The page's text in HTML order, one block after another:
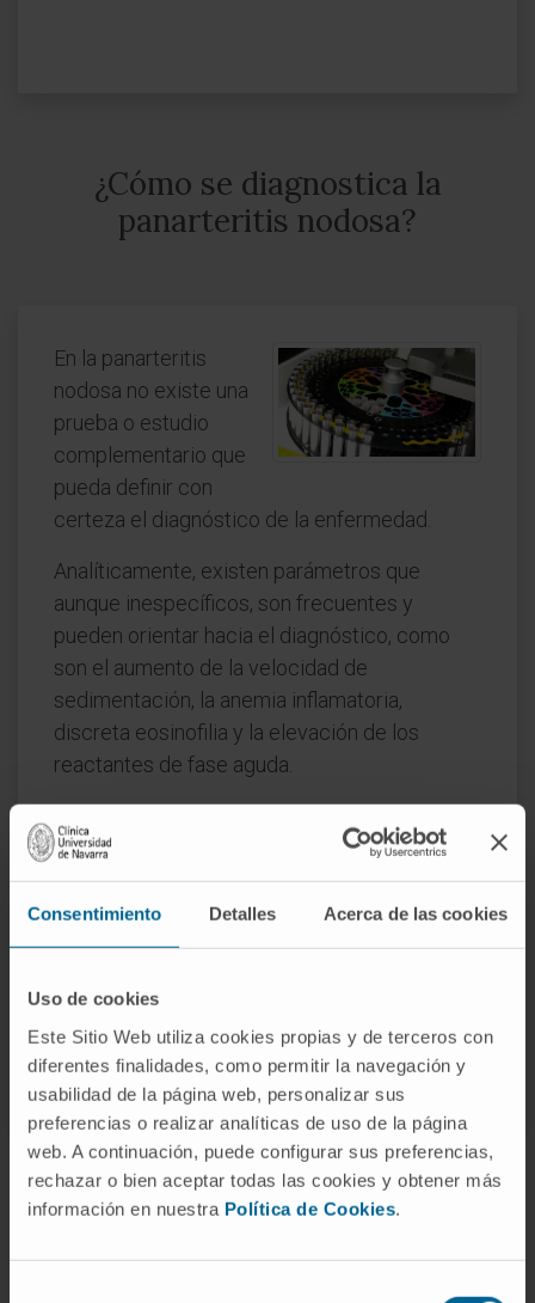
Consentimiento Detalles Acerca de las cookies
Uso de cookies
Este Sitio Web utiliza cookies propias y de terceros con
diferentes finalidades, como permitir la navegación y
usabilidad de la página web, personalizar sus
preferencias o realizar analíticas de uso de la página
web. A continuación, puede configurar sus preferencias,
rechazar o bien aceptar todas las cookies y obtener más
información en nuestra Política de Cookies.
¿Cómo se diagnostica la
panarteritis nodosa?
En la panarteritis
nodosa no existe una
prueba o estudio
complementario que
pueda definir con
certeza el diagnóstico de la enfermedad.
Analíticamente, existen parámetros que
aunque inespecíficos, son frecuentes y
pueden orientar hacia el diagnóstico, como
son el aumento de la velocidad de
sedimentación, la anemia inflamatoria,
discreta eosinofilia y la elevación de los
reactantes de fase aguda.
American College of Rheumatology (ACR)
para el diagnóstico de la PAN. La presencia de
al menos tres de estos criterios proporcionan
una sensibilidad y especificidad para el
Criterios diagnósticos (ACR)